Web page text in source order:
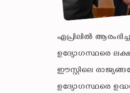
ഏപ്രിലിൽ
ഉദ്യോഗസ്ഥരെ
ഈസ്റ്റിലെ
ഉദ്യോഗസ്ഥരെ